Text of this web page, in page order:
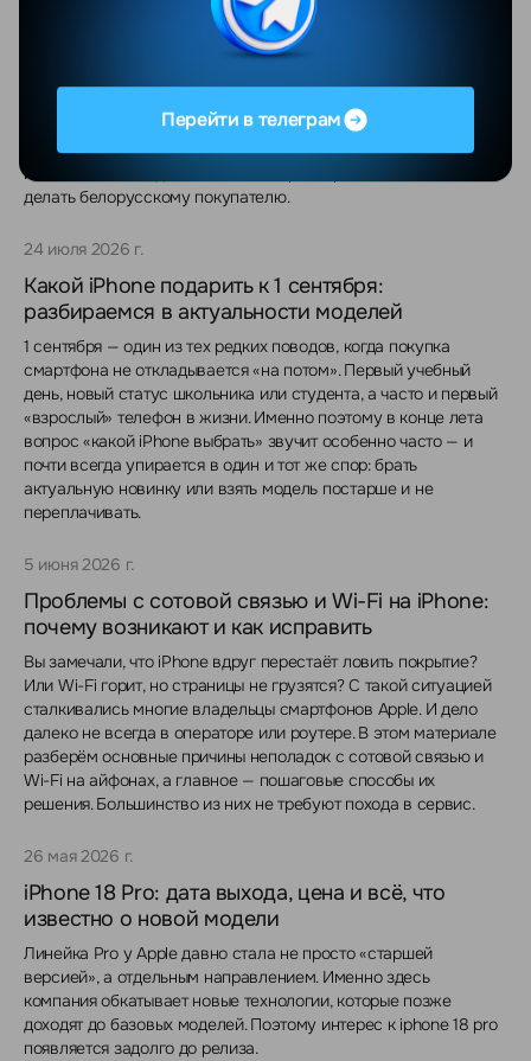
Складной iPhone (Fold / Ultra): что известно
перед презентацией
не интересует. Осенью 2026 года это закончится: первый
складной iPhone покажут уже в сентябре. Собрали всё, что
известно на сегодня, — и главное, разобрались, что с этим
делать белорусскому покупателю.
24 июля 2026 г.
Какой iPhone подарить к 1 сентября:
разбираемся в актуальности моделей
1 сентября — один из тех редких поводов, когда покупка
смартфона не откладывается «на потом». Первый учебный
день, новый статус школьника или студента, а часто и первый
«взрослый» телефон в жизни. Именно поэтому в конце лета
вопрос «какой iPhone выбрать» звучит особенно часто — и
почти всегда упирается в один и тот же спор: брать
актуальную новинку или взять модель постарше и не
переплачивать.
5 июня 2026 г.
Проблемы с сотовой связью и Wi-Fi на iPhone:
почему возникают и как исправить
Вы замечали, что iPhone вдруг перестаёт ловить покрытие?
Или Wi-Fi горит, но страницы не грузятся? С такой ситуацией
сталкивались многие владельцы смартфонов Apple. И дело
далеко не всегда в операторе или роутере. В этом материале
разберём основные причины неполадок с сотовой связью и
Wi-Fi на айфонах, а главное — пошаговые способы их
решения. Большинство из них не требуют похода в сервис.
26 мая 2026 г.
iPhone 18 Pro: дата выхода, цена и всё, что
известно о новой модели
Линейка Pro у Apple давно стала не просто «старшей
версией», а отдельным направлением. Именно здесь
компания обкатывает новые технологии, которые позже
доходят до базовых моделей. Поэтому интерес к iphone 18 pro
появляется задолго до релиза.
Перейти в телеграм